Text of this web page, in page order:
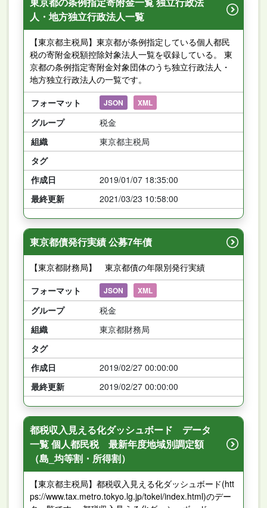
人・地方独立行政法人一覧
【東京都主税局】東京都が条例指定している個人都民
税の寄附金税額控除対象法人一覧を収録している。 東
京都の条例指定寄附金対象団体のうち独立行政法人・
地方独立行政法人の一覧です。
フォーマット
JSON XML
グループ
税金
組織
東京都主税局
タグ
作成日
2019/01/07 18:35:00
最終更新
2021/03/23 10:58:00
東京都債発行実績 公募7年債
【東京都財務局】 東京都債の年限別発行実績
フォーマット
JSON XML
グループ
税金
組織
東京都財務局
タグ
作成日
2019/02/27 00:00:00
最終更新
2019/02/27 00:00:00
都税収入見える化ダッシュボード データ
一覧 個人都民税 最新年度地域別調定額
（島_均等割・所得割）
【東京都主税局】都税収入見える化ダッシュボード(htt
ps://www.tax.metro.tokyo.lg.jp/tokei/index.html)のデー